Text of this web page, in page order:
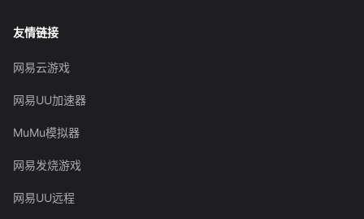
友情链接
网易云游戏
网易UU加速器
MuMu模拟器
网易发烧游戏
网易UU远程